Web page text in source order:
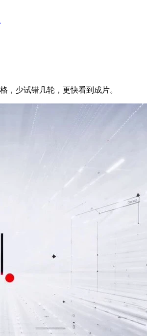
，少试错几轮，更快看到成片。